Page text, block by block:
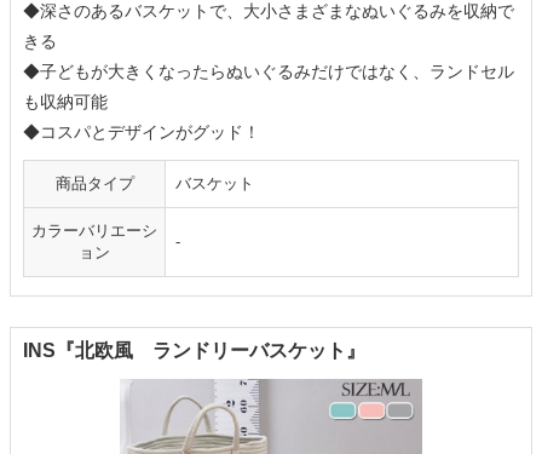
◆深さのあるバスケットで、大小さまざまなぬいぐるみを収納で
きる
◆子どもが大きくなったらぬいぐるみだけではなく、ランドセル
も収納可能
◆コスパとデザインがグッド！
商品タイプ バスケット
カラーバリエーシ
ョン
-
INS『北欧風 ランドリーバスケット』